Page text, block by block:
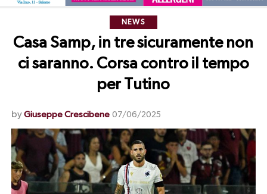
NEWS
Casa Samp, in tre sicuramente non
ci saranno. Corsa contro il tempo
per Tutino
by Giuseppe Crescibene 07/06/2025